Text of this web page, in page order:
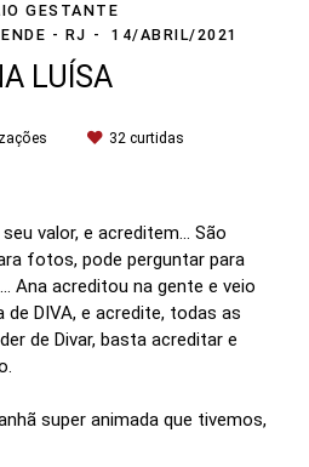
GESTANTE
- RJ
14/ABRIL/2021
LUÍSA
32curtidas
valor, e acreditem... São
fotos, pode perguntar para
Ana acreditou na gente e veio
DIVA, e acredite, todas as
de Divar, basta acreditar e
super animada que tivemos,